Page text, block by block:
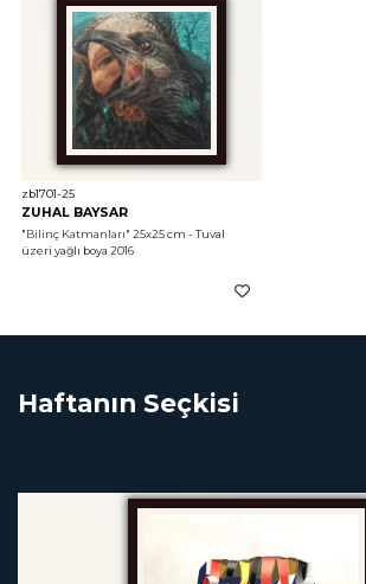
zb1701-25
ZUHAL BAYSAR
"Bilinç Katmanları" 25x25 cm - Tuval
üzeri yağlı boya 2016
Haftanın Seçkisi